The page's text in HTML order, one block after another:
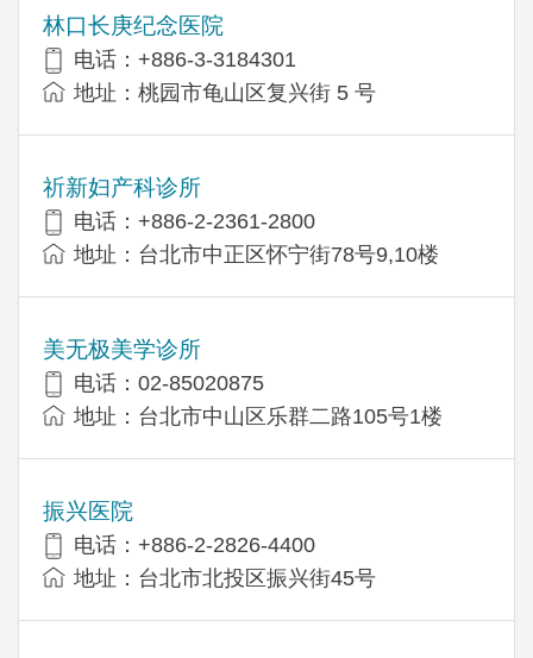
林口长庚纪念医院
电话：+886-3-3184301
地址：桃园市龟山区复兴街 5 号
祈新妇产科诊所
电话：+886-2-2361-2800
地址：台北市中正区怀宁街78号9,10楼
美无极美学诊所
电话：02-85020875
地址：台北市中山区乐群二路105号1楼
振兴医院
电话：+886-2-2826-4400
地址：台北市北投区振兴街45号